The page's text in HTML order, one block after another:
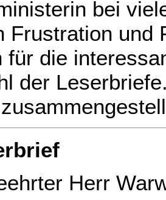
bei
Frustration und
für die
der
Herr